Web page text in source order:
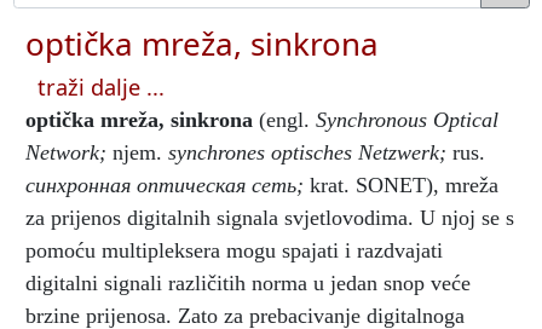
optička mreža, sinkrona
traži dalje ...
optička mreža, sinkrona (engl. Synchronous Optical
Network; njem. synchrones optisches Netzwerk; rus.
синхронная оптическая сеть; krat. SONET), mreža
za prijenos digitalnih signala svjetlovodima. U njoj se s
pomoću multipleksera mogu spajati i razdvajati
digitalni signali različitih norma u jedan snop veće
brzine prijenosa. Zato za prebacivanje digitalnoga